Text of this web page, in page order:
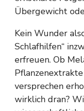
Übergewicht
Kein Wunder
Schlafhilfen“
erfreuen. Ob
versprechen
wirklich dran?